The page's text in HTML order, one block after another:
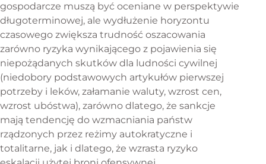
gospodarcze muszą być oceniane w perspektywie
długoterminowej, ale wydłużenie horyzontu
czasowego zwiększa trudność oszacowania
zarówno ryzyka wynikającego z pojawienia się
niepożądanych skutków dla ludności cywilnej
(niedobory podstawowych artykułów pierwszej
potrzeby i leków, załamanie waluty, wzrost cen,
wzrost ubóstwa), zarówno dlatego, że sankcje
mają tendencję do wzmacniania państw
rządzonych przez reżimy autokratyczne i
totalitarne, jak i dlatego, że wzrasta ryzyko